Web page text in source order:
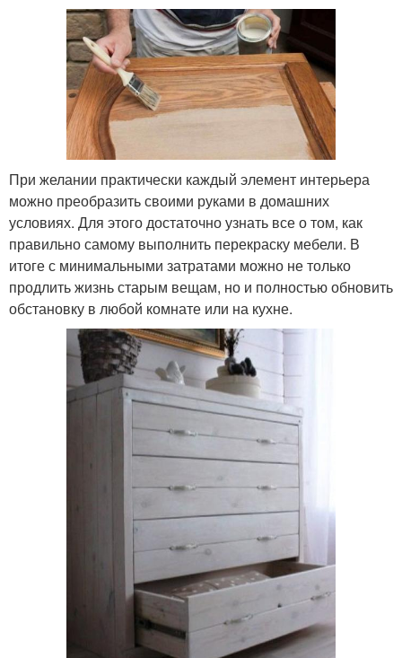
При желании практически каждый элемент интерьера
можно преобразить своими руками в домашних
условиях. Для этого достаточно узнать все о том, как
правильно самому выполнить перекраску мебели. В
итоге с минимальными затратами можно не только
продлить жизнь старым вещам, но и полностью обновить
обстановку в любой комнате или на кухне.